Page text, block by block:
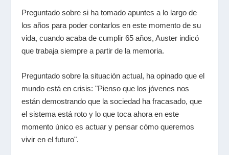
Preguntado sobre si ha tomado apuntes a lo largo de
los años para poder contarlos en este momento de su
vida, cuando acaba de cumplir 65 años, Auster indicó
que trabaja siempre a partir de la memoria.
Preguntado sobre la situación actual, ha opinado que el
mundo está en crisis: "Pienso que los jóvenes nos
están demostrando que la sociedad ha fracasado, que
el sistema está roto y lo que toca ahora en este
momento único es actuar y pensar cómo queremos
vivir en el futuro".